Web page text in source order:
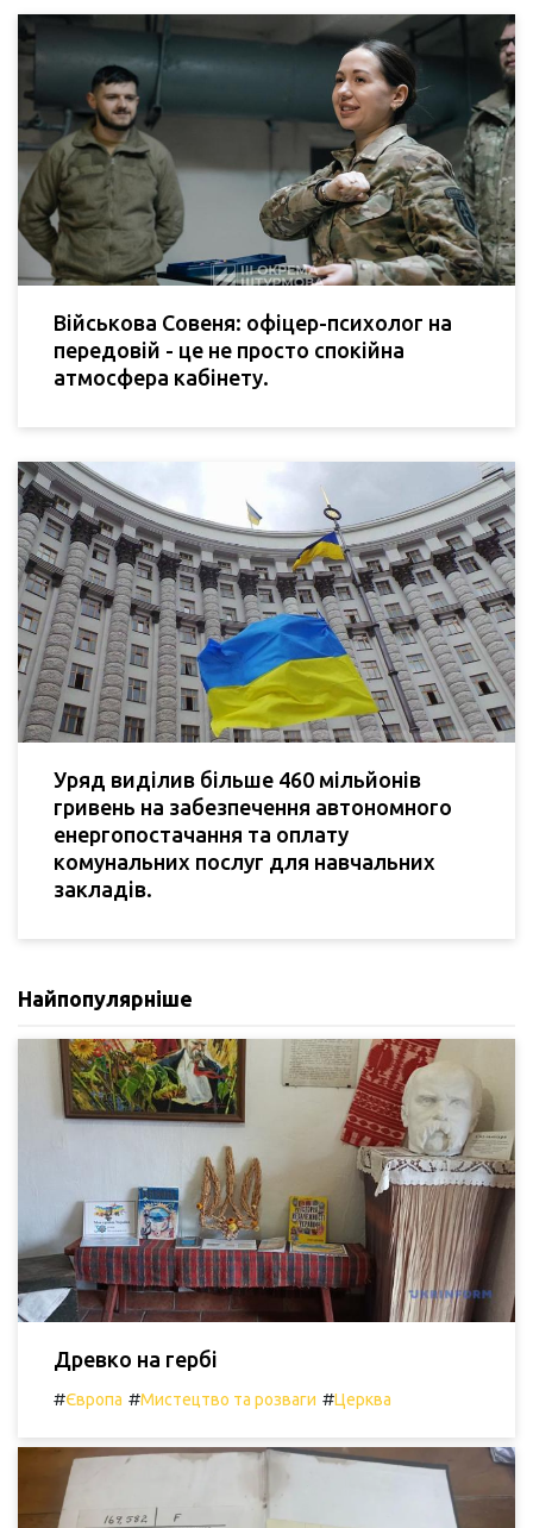
Військова Совеня: офіцер-психолог на
передовій - це не просто спокійна
атмосфера кабінету.
Уряд виділив більше 460 мільйонів
гривень на забезпечення автономного
енергопостачання та оплату
комунальних послуг для навчальних
закладів.
Найпопулярніше
Древко на гербі
#Європа #Мистецтво та розваги #Церква